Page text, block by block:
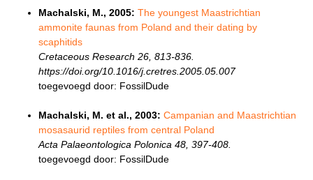
Machalski, M., 2005: The youngest Maastrichtian
ammonite faunas from Poland and their dating by
scaphitids
Cretaceous Research 26, 813-836.
https://doi.org/10.1016/j.cretres.2005.05.007
toegevoegd door: FossilDude
Machalski, M. et al., 2003: Campanian and Maastrichtian
mosasaurid reptiles from central Poland
Acta Palaeontologica Polonica 48, 397-408.
toegevoegd door: FossilDude